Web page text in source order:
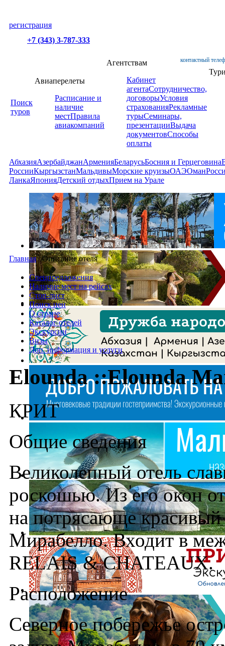
регистрация
+7 (343) 3-787-333
контактный
Поиск
туров
Авиаперелеты
Расписание и
наличие
местПравила
авиакомпаний
Агентствам
Кабинет
агентаСотрудничество,
договорыУсловия
страхованияРекламные
турыСеминары,
презентацииВыдача
документовСпособы
оплаты
АбхазияАзербайджанАрменияБеларусьБосния и Герцеговина
РоссииКыргызстанМальдивыМорские круизыОАЭОман
ЛанкаЯпонияДетский отдыхПрием на Урале
Главная /Описание отеля
Спецпредложения
Наличие мест на рейсах
Стоп-лист
Поиск цен
О стране
Каталог отелей
Экскурсии
Визы
Доп. информация и услуги
Elounda ::Elounda
КРИТ
Общие сведения
Великолепный отель
роскошью. Из его окон
на потрясающе
Мирабелло. Входит в
RELAIS & CHATEAUX.
Расположение
Северное побережье